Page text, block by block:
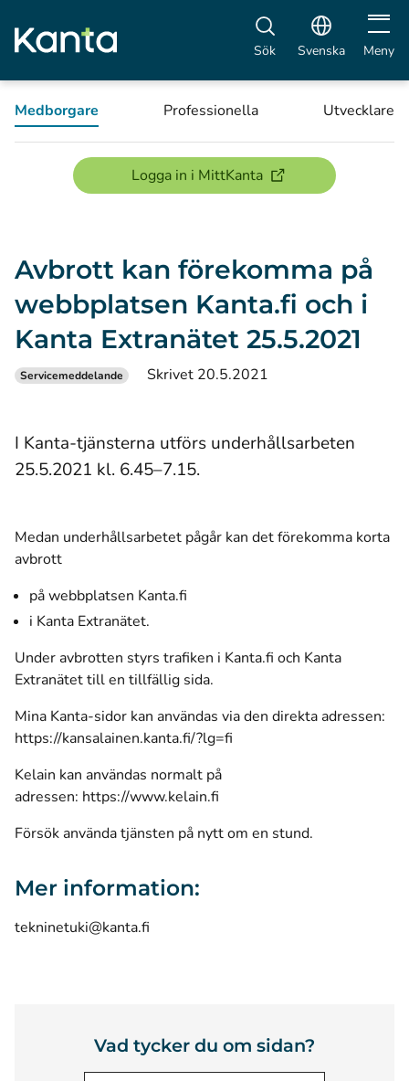
Sök Svenska Öppna
Meny
Medborgare Professionella Utvecklare
Logga in i MittKanta(öppnas i ett nytt
Avbrott kan förekomma på
webbplatsen Kanta.fi och i
Kanta Extranätet 25.5.2021
Servicemeddelande Skrivet 20.5.2021
I Kanta-tjänsterna utförs underhållsarbeten
25.5.2021 kl. 6.45–7.15.
Medan underhållsarbetet pågår kan det förekomma korta
avbrott
på webbplatsen Kanta.fi
i Kanta Extranätet.
Under avbrotten styrs trafiken i Kanta.fi och Kanta
Extranätet till en tillfällig sida.
Mina Kanta-sidor kan användas via den direkta adressen:
https://kansalainen.kanta.fi/?lg=fi
Kelain kan användas normalt på
adressen: https://www.kelain.fi
Försök använda tjänsten på nytt om en stund.
Mer information:
tekninetuki@kanta.fi
Vad tycker du om sidan?